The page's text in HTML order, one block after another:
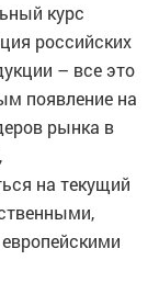
курс
российских
– все это
появление на
рынка в
на текущий